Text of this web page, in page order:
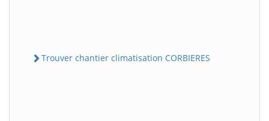
Trouver chantier climatisation CORBIERES